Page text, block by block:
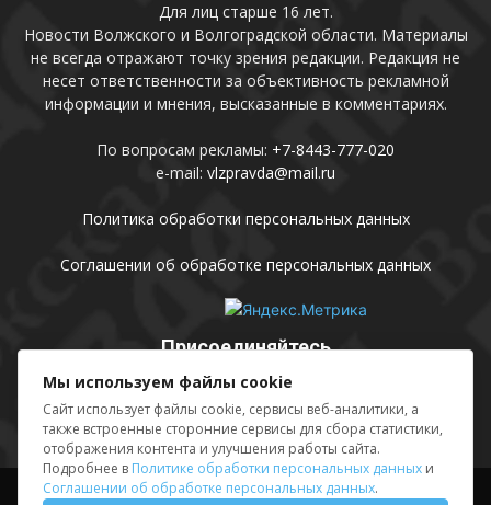
Для лиц старше 16 лет.
Новости Волжского и Волгоградской области. Материалы
не всегда отражают точку зрения редакции. Редакция не
несет ответственности за объективность рекламной
информации и мнения, высказанные в комментариях.
По вопросам рекламы: +7-8443-777-020
e-mail: vlzpravda@mail.ru
Политика обработки персональных данных
Соглашении об обработке персональных данных
Присоединяйтесь
Выходные данные Sing in
Мы используем файлы cookie
Сайт использует файлы cookie, сервисы веб-аналитики, а
также встроенные сторонние сервисы для сбора статистики,
отображения контента и улучшения работы сайта.
Подробнее в Политике обработки персональных данных и
Соглашении об обработке персональных данных.